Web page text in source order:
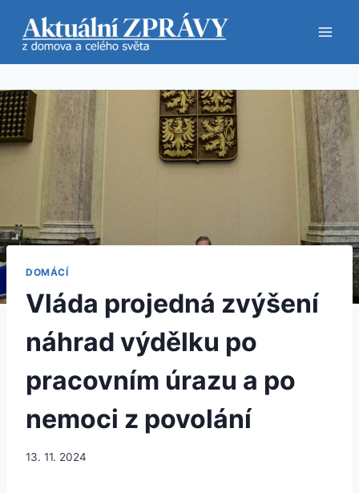
obsah
DOMÁCÍ
Vláda projedná zvýšení
náhrad výdělku po
pracovním úrazu a po
nemoci z povolání
13. 11. 2024